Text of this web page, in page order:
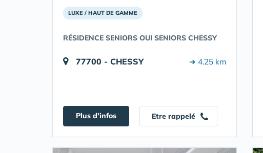
LUXE / HAUT DE GAMME
RÉSIDENCE SENIORS OUI SENIORS CHESSY
77700 - CHESSY ➔ 4.25 km
Plus d'infos Etre rappelé